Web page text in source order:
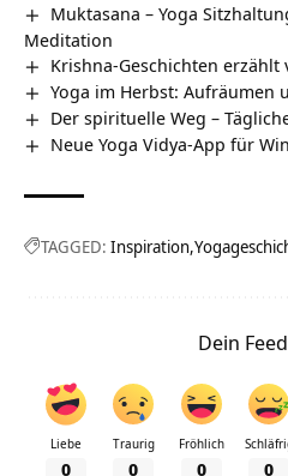
Muktasana – Yoga
Meditation
Krishna-Geschichten erzählt
Yoga im Herbst: Aufräumen
Der spirituelle Weg –
Neue Yoga Vidya-App für
TAGGED: Inspiration
Dein
Liebe
0
Traurig
0
Fröhlich
0 0